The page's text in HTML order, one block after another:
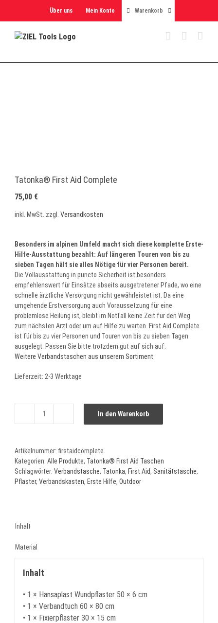
Über uns Mein Konto Warenkorb
Tatonka® First Aid Complete
75,00 €
inkl. MwSt. zzgl. Versandkosten
Besonders im alpinen Umfeld macht sich diese komplette Erste-
Hilfe-Ausstattung bezahlt: Auf längeren Touren von bis zu
sieben Tagen hält sie alles Nötige für vier Personen bereit.
Die Vollausstattung in puncto Sicherheit ist besonders
empfehlenswert für Einsätze abseits ausgetretener Pfade, wo eine
schnelle ärztliche Versorgung nicht gewährleistet ist. Da eine
umgehende Erstversorgung auch Voraussetzung für eine
problemlose Heilung ist, bleibt im Notfall keine Zeit für den Weg
zum nächsten Arzt oder um auf Hilfe zu warten. First Aid Complete
ist für bis zu vier Personen und Touren von bis zu sieben Tagen
ausgelegt. Passen Sie bitte trotzdem gut auf sich auf.
Weitere Verbandstaschen aus unserem Sortiment
Lieferzeit: 2-3 Werktage
Tatonka®
Complete
Menge
In den Warenkorb
Artikelnummer: firstaidcomplete
Kategorien: Alle Produkte, Tatonka® First Aid Taschen
Schlagwörter: Verbandstasche, Tatonka, First Aid, Sanitätstasche,
Pflaster, Verbandskasten, Erste Hilfe, Outdoor
Inhalt
Material
Inhalt
• 1 × Hansaplast Wundpflaster 50 × 6 cm
• 1 × Verbandtuch 60 × 80 cm
• 1 × Fixierpflaster 30 × 15 cm